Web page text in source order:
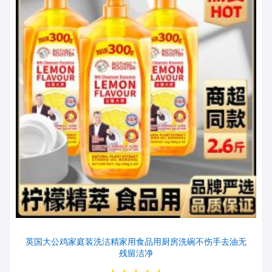
英国大公鸡家庭装洗洁精家用食品用厨房洗碗不伤手去油无
残留洁净